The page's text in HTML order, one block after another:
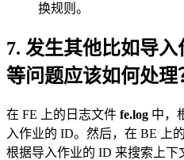
换规则。
7. 发生其他比如导
等问题应该如何处理
在 FE 上的日志文件 fe.log 中，
入作业的 ID。然后，在 BE 上
根据导入作业的 ID 来搜索上下